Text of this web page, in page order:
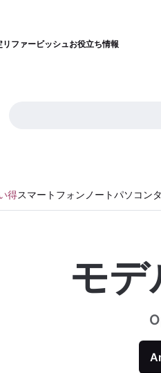
ファービッシュお役立ち情報
得スマートフォン ノートパソコン
モデ